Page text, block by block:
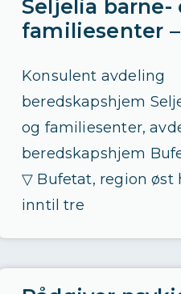
Seljelia barne-
familiesenter
Konsulent avdeling
beredskapshjem
og familiesenter,
beredskapshjem
▽ Bufetat, region øst
inntil tre